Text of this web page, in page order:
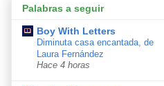
Palabras a seguir
Boy With Letters
Diminuta casa encantada, de
Laura Fernández
Hace 4 horas